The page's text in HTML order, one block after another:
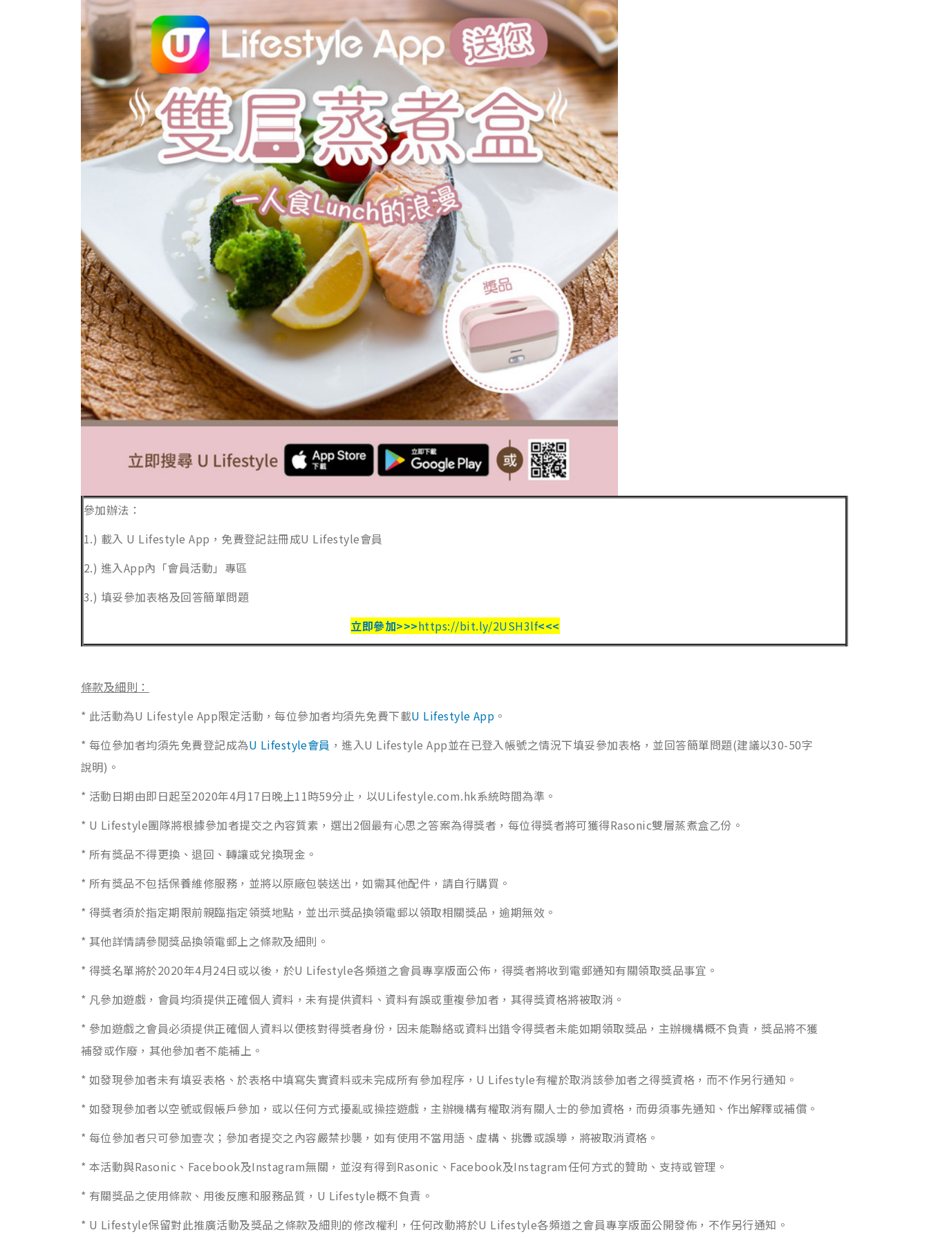
參加辦法：
1.) 載入 U Lifestyle App，免費登記註冊成U Lifestyle會員
2.) 進入App內「會員活動」專區
3.) 填妥參加表格及回答簡單問題
立即參加>>>https://bit.ly/2USH3lf<<<
條款及細則：
* 此活動為U Lifestyle App限定活動，每位參加者均須先免費下載U Lifestyle App 。
* 每位參加者均須先免費登記成為U Lifestyle會員 ，進入U Lifestyle App並在已登入帳號之情況下填妥參加表格，並回答簡單問題(建議以30-50字
說明)。
* 活動日期由即日起至2020年4月17日晚上11時59分止，以ULifestyle.com.hk系統時間為準。
* U Lifestyle團隊將根據參加者提交之內容質素，選出2個最有心思之答案為得獎者，每位得獎者將可獲得Rasonic雙層蒸煮盒乙份。
* 所有獎品不得更換、退回、轉讓或兌換現金。
* 所有獎品不包括保養維修服務，並將以原廠包裝送出，如需其他配件，請自行購買。
* 得獎者須於指定期限前親臨指定領獎地點，並出示獎品換領電郵以領取相關獎品，逾期無效。
* 其他詳情請參閱獎品換領電郵上之條款及細則。
* 得獎名單將於2020年4月24日或以後，於U Lifestyle各頻道之會員專享版面公佈，得獎者將收到電郵通知有關領取獎品事宜。
* 凡參加遊戲，會員均須提供正確個人資料，未有提供資料、資料有誤或重複參加者，其得獎資格將被取消。
* 參加遊戲之會員必須提供正確個人資料以便核對得獎者身份，因未能聯絡或資料出錯令得獎者未能如期領取獎品，主辦機構概不負責，獎品將不獲
補發或作廢，其他參加者不能補上。
* 如發現參加者未有填妥表格、於表格中填寫失實資料或未完成所有參加程序，U Lifestyle有權於取消該參加者之得獎資格，而不作另行通知。
* 如發現參加者以空號或假帳戶參加，或以任何方式擾亂或操控遊戲，主辦機構有權取消有關人士的參加資格，而毋須事先通知、作出解釋或補償。
* 每位參加者只可參加壹次；參加者提交之內容嚴禁抄襲，如有使用不當用語、虛構、挑釁或誤導，將被取消資格。
* 本活動與Rasonic、Facebook及Instagram無關，並沒有得到Rasonic、Facebook及Instagram任何方式的贊助、支持或管理。
* 有關獎品之使用條款、用後反應和服務品質，U Lifestyle概不負責。
* U Lifestyle保留對此推廣活動及獎品之條款及細則的修改權利，任何改動將於U Lifestyle各頻道之會員專享版面公開發佈，不作另行通知。